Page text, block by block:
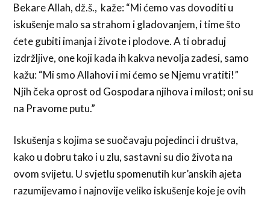
Bekare Allah, dž.š., kaže: “Mi ćemo vas dovoditi u
iskušenje malo sa strahom i gladovanjem, i time što
ćete gubiti imanja i živote i plodove. A ti obraduj
izdržljive, one koji kada ih kakva nevolja zadesi, samo
kažu: “Mi smo Allahovi i mi ćemo se Njemu vratiti!”
Njih čeka oprost od Gospodara njihova i milost; oni su
na Pravome putu.”
Iskušenja s kojima se suočavaju pojedinci i društva,
kako u dobru tako i u zlu, sastavni su dio života na
ovom svijetu. U svjetlu spomenutih kur’anskih ajeta
razumijevamo i najnovije veliko iskušenje koje je ovih